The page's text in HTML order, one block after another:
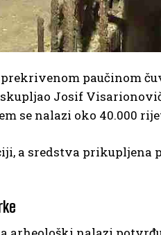
paučinom
Josif
se nalazi oko 40.000
a sredstva prikupljena